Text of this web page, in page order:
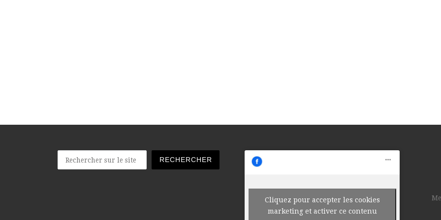
RECHERCHER
Cliquez pour accepter les cookies
marketing et activer ce contenu